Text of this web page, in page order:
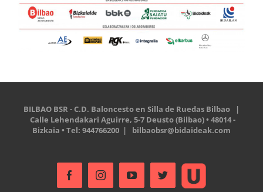
BILBAO BSR - C.D. Baloncesto en Silla de Ruedas Bilbao |
Calle Lehendakari Aguirre, 5-7 Deusto (Bilbao) • 48014 -
Bizkaia • Tel: 944766200 | bilbaobsr@bidaideak.com
FacebookInstagramYouTubeTwitter
Ustream